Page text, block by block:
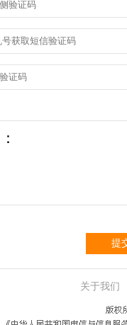
提
关于我们